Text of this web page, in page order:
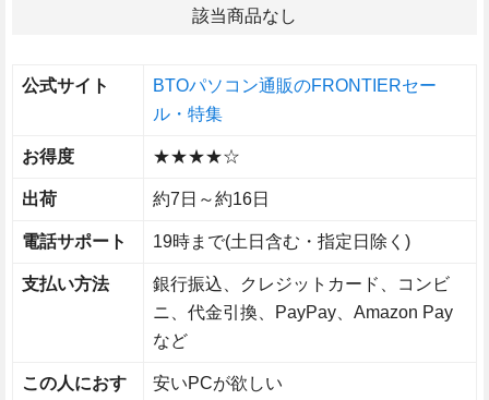
該当商品なし
公式サイト
BTOパソコン通販のFRONTIERセー
ル・特集
お得度 ★★★★☆
出荷 約7日～約16日
電話サポート 19時まで(土日含む・指定日除く)
支払い方法
銀行振込、クレジットカード、コンビ
ニ、代金引換、PayPay、Amazon Pay
など
この人におす
安いPCが欲しい